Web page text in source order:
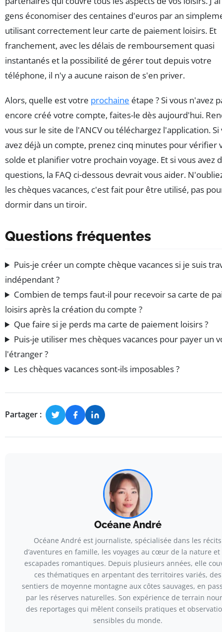
gens économiser des centaines d'euros par an
utilisant correctement leur carte de paiement loisirs. Et
franchement, avec les délais de remboursement quasi
instantanés et la possibilité de gérer tout depuis votre
téléphone, il n'y a aucune raison de s'en priver.
Alors, quelle est votre prochaine étape ? Si vous n'avez
encore créé votre compte, faites-le dès aujourd'hui.
vous sur le site de l'ANCV ou téléchargez l'application. Si
avez déjà un compte, prenez cinq minutes pour vérifier
solde et planifier votre prochain voyage. Et si vous avez
questions, la FAQ ci-dessous devrait vous aider.
les chèques vacances, c'est fait pour être utilisé, pas
dormir dans un tiroir.
Questions fréquentes
Puis-je créer un compte chèque vacances si je suis
indépendant ?
Combien de temps faut-il pour recevoir sa carte de
loisirs après la création du compte ?
Que faire si je perds ma carte de paiement loisirs ?
Puis-je utiliser mes chèques vacances pour payer un
l'étranger ?
Les chèques vacances sont-ils imposables ?
Partager :
Océane André
Océane André est journaliste, spécialisée dans les récits
d’aventures en famille, les voyages au cœur de la nature et
escapades romantiques. Depuis plusieurs années, elle
ces thématiques en arpentant des territoires variés, des
sentiers de moyenne montagne aux côtes sauvages, en
par les réserves naturelles. Son expérience de terrain
des reportages qui mêlent conseils pratiques et
sensibles du monde.